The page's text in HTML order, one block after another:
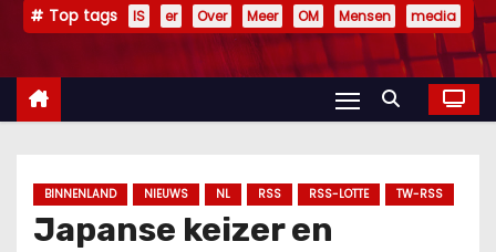
n
Top tags IS er Over Meer OM Mensen media
BINNENLAND NIEUWS NL RSS RSS-LOTTE TW-RSS
Japanse keizer en